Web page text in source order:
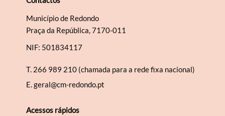
Município de Redondo
Praça da República, 7170-011
NIF: 501834117
T. 266 989 210 (chamada para a rede fixa nacional)
E.geral@cm-redondo.pt
Acessos rápidos